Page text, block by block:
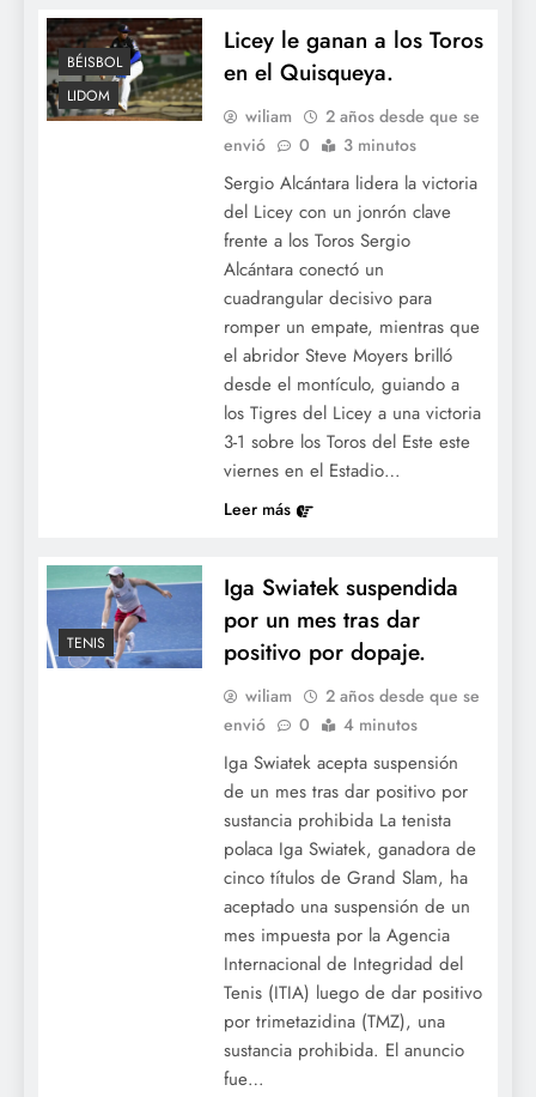
BÉISBOL
LIDOM
Licey le ganan a los Toros
en el Quisqueya.
wiliam
2 años desde que se
envió
0 3 minutos
Sergio Alcántara lidera la victoria
del Licey con un jonrón clave
frente a los Toros Sergio
Alcántara conectó un
cuadrangular decisivo para
romper un empate, mientras que
el abridor Steve Moyers brilló
desde el montículo, guiando a
los Tigres del Licey a una victoria
3-1 sobre los Toros del Este este
viernes en el Estadio…
Leer más
TENIS
Iga Swiatek suspendida
por un mes tras dar
positivo por dopaje.
wiliam
2 años desde que se
envió
0 4 minutos
Iga Swiatek acepta suspensión
de un mes tras dar positivo por
sustancia prohibida La tenista
polaca Iga Swiatek, ganadora de
cinco títulos de Grand Slam, ha
aceptado una suspensión de un
mes impuesta por la Agencia
Internacional de Integridad del
Tenis (ITIA) luego de dar positivo
por trimetazidina (TMZ), una
sustancia prohibida. El anuncio
fue…